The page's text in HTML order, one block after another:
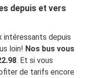
depuis et vers
intéressants depuis
loin! Nos bus vous
. Et si vous
de tarifs encore